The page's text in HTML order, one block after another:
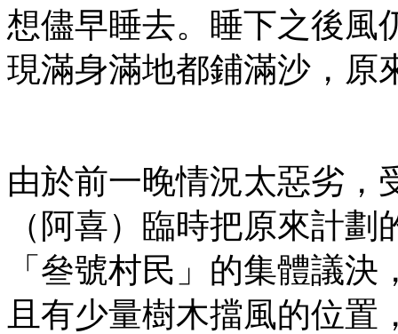
想儘早睡去。睡下之後風
現滿身滿地都鋪滿沙，原
由於前一晚情況太惡劣，
（阿喜）臨時把原來計
「叄號村民」的集體議
且有少量樹木擋風的位